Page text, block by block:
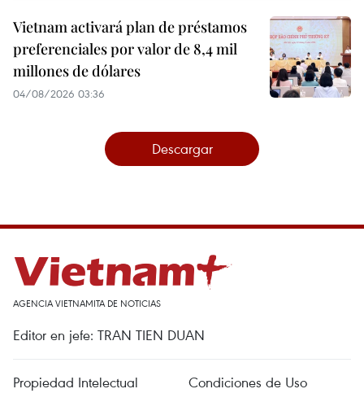
Vietnam activará plan de préstamos
preferenciales por valor de 8,4 mil
millones de dólares
04/08/2026 03:36
Descargar
AGENCIA VIETNAMITA DE NOTICIAS
Editor en jefe: TRAN TIEN DUAN
Propiedad Intelectual Condiciones de Uso